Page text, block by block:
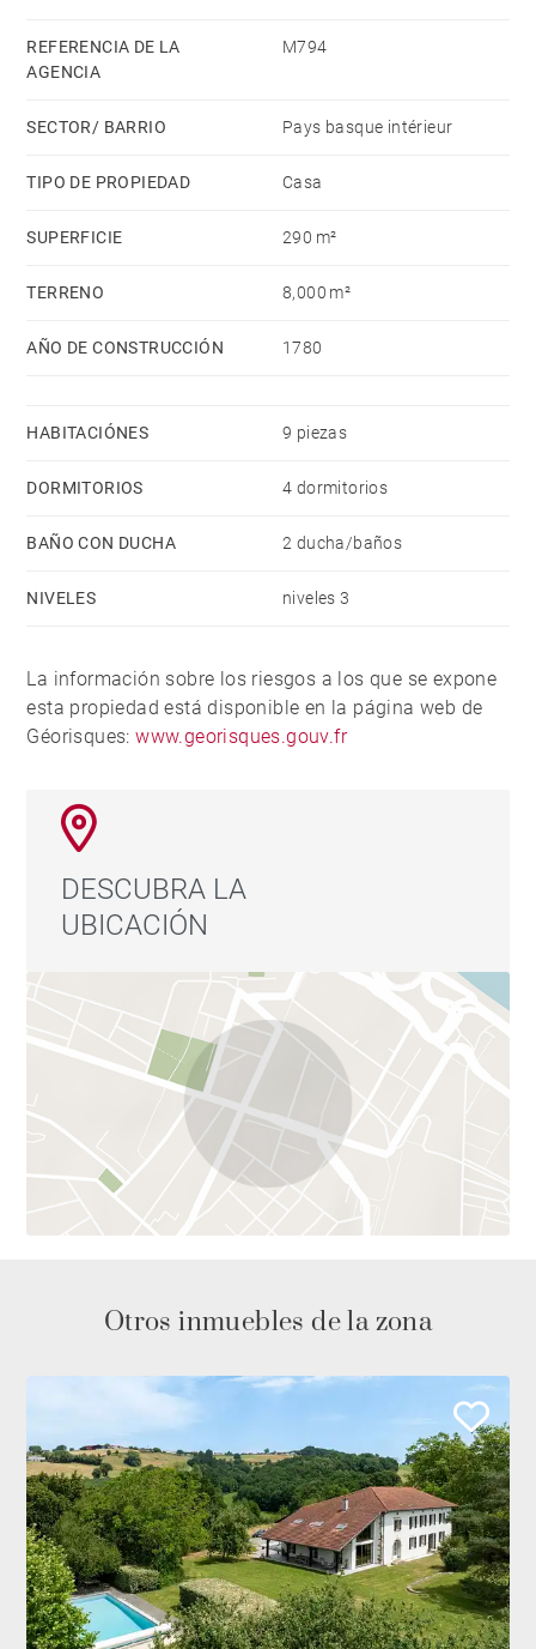
viewS towards the Pyrenees. The property has double
glazing throughout ? with no need to do any further
works and situated in a haven of peace at only 25
motorway exit.
REFERENCIA DE LA
AGENCIA
M794
SECTOR/ BARRIO Pays basque intérieur
TIPO DE PROPIEDAD Casa
SUPERFICIE 290 m²
TERRENO 8,000 m²
AÑO DE CONSTRUCCIÓN 1780
HABITACIÓNES 9 piezas
DORMITORIOS 4 dormitorios
BAÑO CON DUCHA 2 ducha/baños
NIVELES niveles 3
La información sobre los riesgos a los que se expone
esta propiedad está disponible en la página web de
Géorisques:www.georisques.gouv.fr
DESCUBRA LA
UBICACIÓN
Otros inmuebles de la zona